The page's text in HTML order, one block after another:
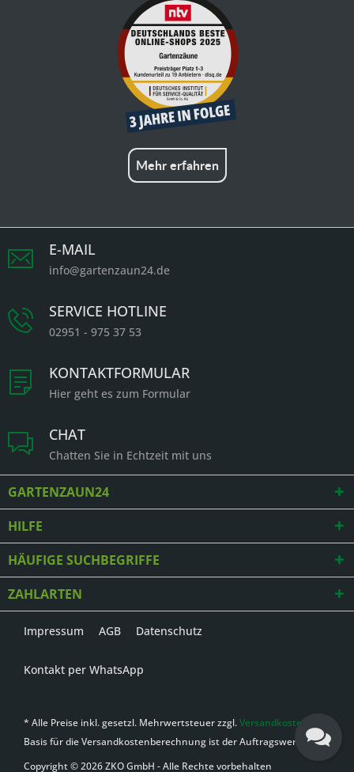
Mehr erfahren
E-MAIL
info@gartenzaun24.de
SERVICE HOTLINE
02951 - 975 37 53
KONTAKTFORMULAR
Hier geht es zum Formular
CHAT
Chatten Sie in Echtzeit mit uns
GARTENZAUN24
HILFE
HÄUFIGE SUCHBEGRIFFE
ZAHLARTEN
Impressum AGB Datenschutz
Kontakt per WhatsApp
* Alle Preise inkl. gesetzl. Mehrwertsteuer zzgl.Versandkosten
Basis für die Versandkostenberechnung ist der Auftragswert
Copyright © 2026 ZKO GmbH - Alle Rechte vorbehalten